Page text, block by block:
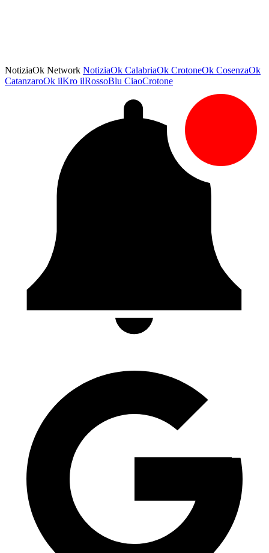
NotiziaOk Network NotiziaOk CalabriaOk CrotoneOk CosenzaOk
CatanzaroOk ilKro ilRossoBlu CiaoCrotone